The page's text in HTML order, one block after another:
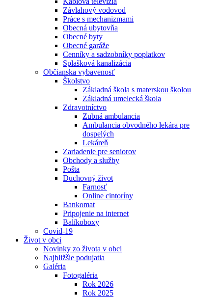
Závlahový vodovod
Práce s mechanizmami
Obecná ubytovňa
Obecné byty
Obecné garáže
Cenníky a sadzobníky poplatkov
Splašková kanalizácia
Občianska vybavenosť
Školstvo
Základná škola s materskou školou
Základná umelecká škola
Zdravotníctvo
Zubná ambulancia
Ambulancia obvodného lekára pre
dospelých
Lekáreň
Zariadenie pre seniorov
Obchody a služby
Pošta
Duchovný život
Farnosť
Online cintoríny
Bankomat
Pripojenie na internet
Balíkoboxy
Covid-19
Život v obci
Novinky zo života v obci
Najbližšie podujatia
Galéria
Fotogaléria
Rok 2026
Rok 2025